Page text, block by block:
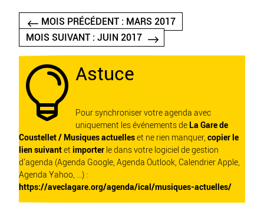
MOIS PRÉCÉDENT : MARS 2017
MOIS SUIVANT : JUIN 2017
 Astuce
Pour synchroniser votre agenda avec
uniquement les événements de La Gare de
Coustellet / Musiques actuelleset ne rien manquer, copier le
lien suivantet importer le dans votre logiciel de gestion
d'agenda (Agenda Google, Agenda Outlook, Calendrier Apple,
Agenda Yahoo, ...) :
https://aveclagare.org/agenda/ical/musiques-actuelles/